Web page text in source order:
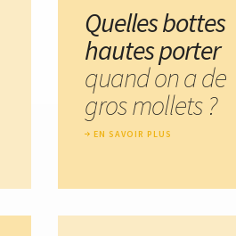
Quelles bottes
hautes porter
quand on a de
gros mollets ?
EN SAVOIR PLUS